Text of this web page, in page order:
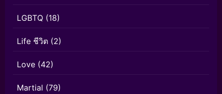
LGBTQ (18)
Life ชีวิต (2)
Love (42)
Martial (79)